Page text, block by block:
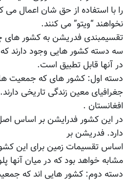
را با استفاده از حق شان اعمال می
نخواهند “ویتو” می کنند.
تقسیمبندی فدریشن به کشور های
سه دسته کشور هایی وجود دارند
در آنها قابل تطبیق است.
دسته اول: کشور های که جمعیت
جغرافیای معین زندگی تاریخی دارند.
افغانستان .
در این کشور فدرایشن بر اساس
دارد. فدریشن بر
اساس تقسیمات زمین برای این
مشابه خواهد بود که در میان آنها
دسته دوم: کشور هایی اند که